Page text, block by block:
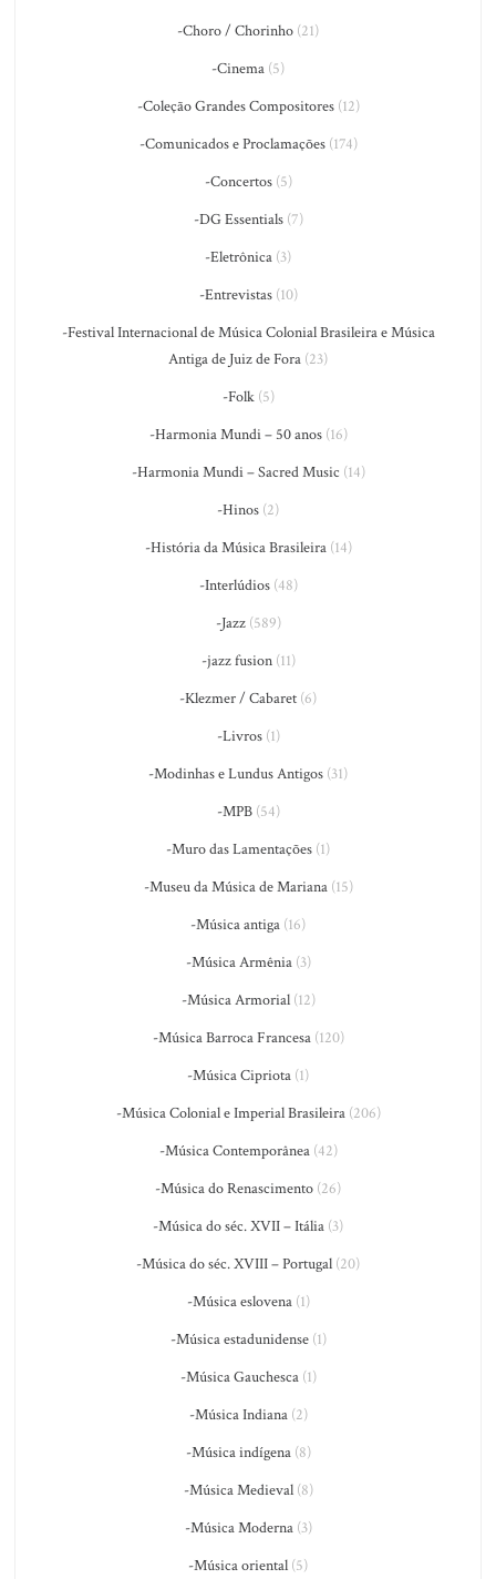
-Choro / Chorinho (21)
-Cinema (5)
-Coleção Grandes Compositores(12)
-Comunicados e Proclamações(174)
-Concertos(5)
-DG Essentials(7)
-Eletrônica (3)
-Entrevistas(10)
-Festival Internacional de Música Colonial Brasileira e Música
Antiga de Juiz de Fora (23)
-Folk(5)
-Harmonia Mundi – 50 anos(16)
-Harmonia Mundi – Sacred Music (14)
-Hinos (2)
-História da Música Brasileira(14)
-Interlúdios(48)
-Jazz(589)
-jazz fusion(11)
-Klezmer / Cabaret (6)
-Livros(1)
-Modinhas e Lundus Antigos (31)
-MPB(54)
-Muro das Lamentações (1)
-Museu da Música de Mariana(15)
-Música antiga (16)
-Música Armênia(3)
-Música Armorial(12)
-Música Barroca Francesa(120)
-Música Cipriota (1)
-Música Colonial e Imperial Brasileira(206)
-Música Contemporânea(42)
-Música do Renascimento (26)
-Música do séc. XVII – Itália (3)
-Música do séc. XVIII – Portugal (20)
-Música eslovena(1)
-Música estadunidense(1)
-Música Gauchesca(1)
-Música Indiana(2)
-Música indígena(8)
-Música Medieval(8)
-Música Moderna(3)
-Música oriental (5)